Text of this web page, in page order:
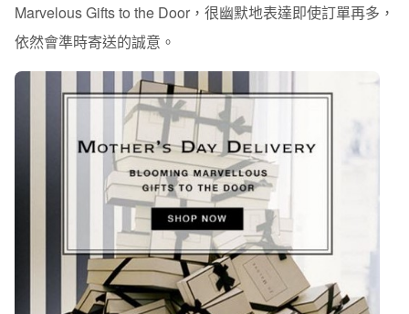
Marvelous Gifts to the Door，很幽默地表達即使訂單再多，
依然會準時寄送的誠意。